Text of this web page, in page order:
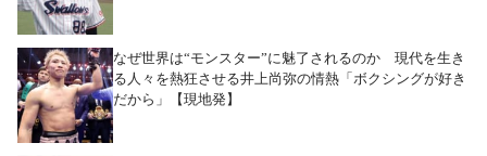
なぜ世界は“モンスター”に魅了されるのか 現代を生き
る人々を熱狂させる井上尚弥の情熱「ボクシングが好き
だから」【現地発】